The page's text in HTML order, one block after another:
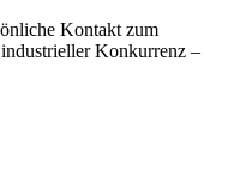
Kontakt zum
Konkurrenz –